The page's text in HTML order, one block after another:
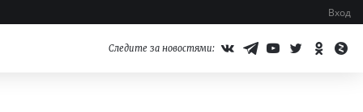
Вход
Следите за новостями: